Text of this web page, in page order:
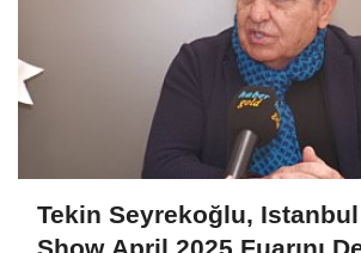
Tekin Seyrekoğlu,